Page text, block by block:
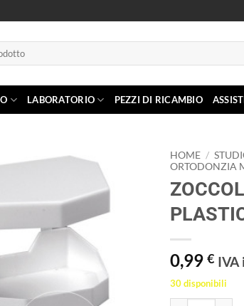
LABORATORIO PEZZI DI RICAMBIO
Aggiungi
HOME /
ORTODONZIA
0,99 € IVA
30 disponibili